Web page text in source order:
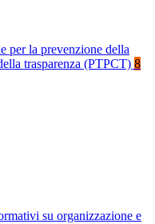
per la prevenzione della
trasparenza (PTPCT) 8
su organizzazione e